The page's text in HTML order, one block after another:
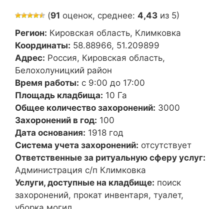
(91 оценок, среднее: 4,43 из 5)
Регион: Кировская область, Климковка
Координаты: 58.88966, 51.209899
Адрес: Россия, Кировская область,
Белохолуницкий район
Время работы: с 9:00 до 17:00
Площадь кладбища: 10 Га
Общее количество захоронений: 3000
Захоронений в год: 100
Дата основания: 1918 год
Система учета захоронений: отсутствует
Ответственные за ритуальную сферу услуг:
Администрация с/п Климковка
Услуги, доступные на кладбище: поиск
захоронений, прокат инвентаря, туалет,